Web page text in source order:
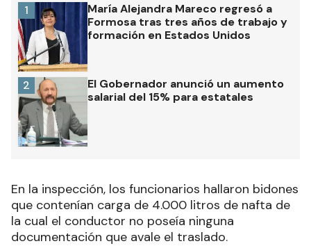
María Alejandra Mareco regresó a
Formosa tras tres años de trabajo y
formación en Estados Unidos
1
El Gobernador anunció un aumento
salarial del 15% para estatales
2
En la inspección, los funcionarios hallaron bidones
que contenían carga de 4.000 litros de nafta de
la cual el conductor no poseía ninguna
documentación que avale el traslado.